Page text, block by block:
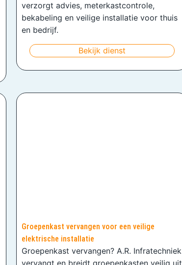
verzorgt advies, meterkastcontrole,
bekabeling en veilige installatie voor thuis
en bedrijf.
Bekijk dienst
Groepenkast vervangen voor een veilige
elektrische installatie
Groepenkast vervangen? A.R. Infratechniek